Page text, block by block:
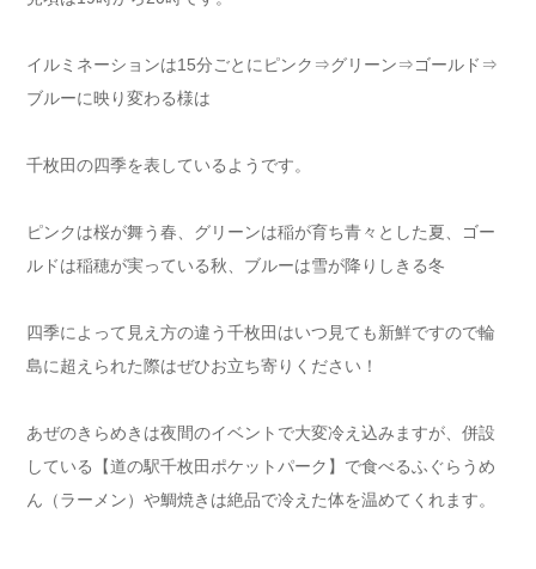
イルミネーションは15分ごとにピンク⇒グリーン⇒ゴールド⇒
ブルーに映り変わる様は
千枚田の四季を表しているようです。
ピンクは桜が舞う春、グリーンは稲が育ち青々とした夏、ゴー
ルドは稲穂が実っている秋、ブルーは雪が降りしきる冬
四季によって見え方の違う千枚田はいつ見ても新鮮ですので輪
島に超えられた際はぜひお立ち寄りください！
あぜのきらめきは夜間のイベントで大変冷え込みますが、併設
している【道の駅千枚田ポケットパーク】で食べるふぐらうめ
ん（ラーメン）や鯛焼きは絶品で冷えた体を温めてくれます。